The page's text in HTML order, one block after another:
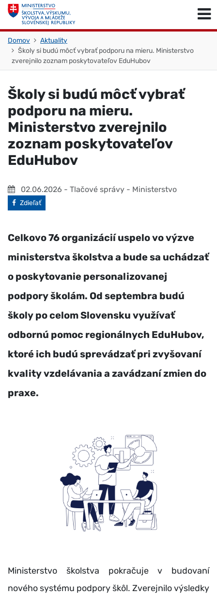
Skočiť na obsah
Domov
Aktuality
Školy si budú môcť vybrať podporu na mieru. Ministerstvo
zverejnilo zoznam poskytovateľov EduHubov
Školy si budú môcť vybrať
podporu na mieru.
Ministerstvo zverejnilo
zoznam poskytovateľov
EduHubov
02.06.2026 - Tlačové správy - Ministerstvo
Facebook
Zdieľať
Celkovo 76 organizácií uspelo vo výzve
ministerstva školstva a bude sa uchádzať
o poskytovanie personalizovanej
podpory školám. Od septembra budú
školy po celom Slovensku využívať
odbornú pomoc regionálnych EduHubov,
ktoré ich budú sprevádzať pri zvyšovaní
kvality vzdelávania a zavádzaní zmien do
praxe.
Ministerstvo školstva pokračuje v budovaní
nového systému podpory škôl. Zverejnilo výsledky
Skočiť na začiatok stránky